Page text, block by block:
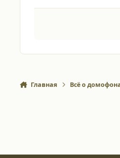
Главная Всё о